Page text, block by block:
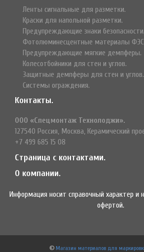
Ленты сигнальные для разметки.
Краски для напольной разметки.
Предупреждающие знаки безопасности.
Фотолюминесцентные материалы
Предупреждающие мягкие демпферы.
Колесотбойники для стен и углов.
Защитные демпферы для стен и углов.
Системы ограждения.
Контакты.
ООО «Спецмонтаж Технолоджи».
127540 Россия, Москва, Керамический
+7 499 685 15 08
Страница с контактами.
О компании.
Информация носит справочный характер и
офертой.
© Магазин материалов для